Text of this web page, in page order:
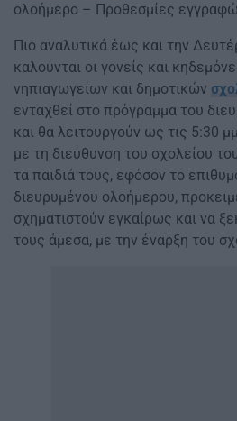
ολοήμερο – Προθεσμίες
Πιο αναλυτικά έως και την
καλούνται οι γονείς και
νηπιαγωγείων και δημοτικών
ενταχθεί στο πρόγραμμα του
και θα λειτουργούν ως τις 5:30
με τη διεύθυνση του σχολείου
τα παιδιά τους, εφόσον το
διευρυμένου ολοήμερου,
σχηματιστούν εγκαίρως και να
τους άμεσα, με την έναρξη του